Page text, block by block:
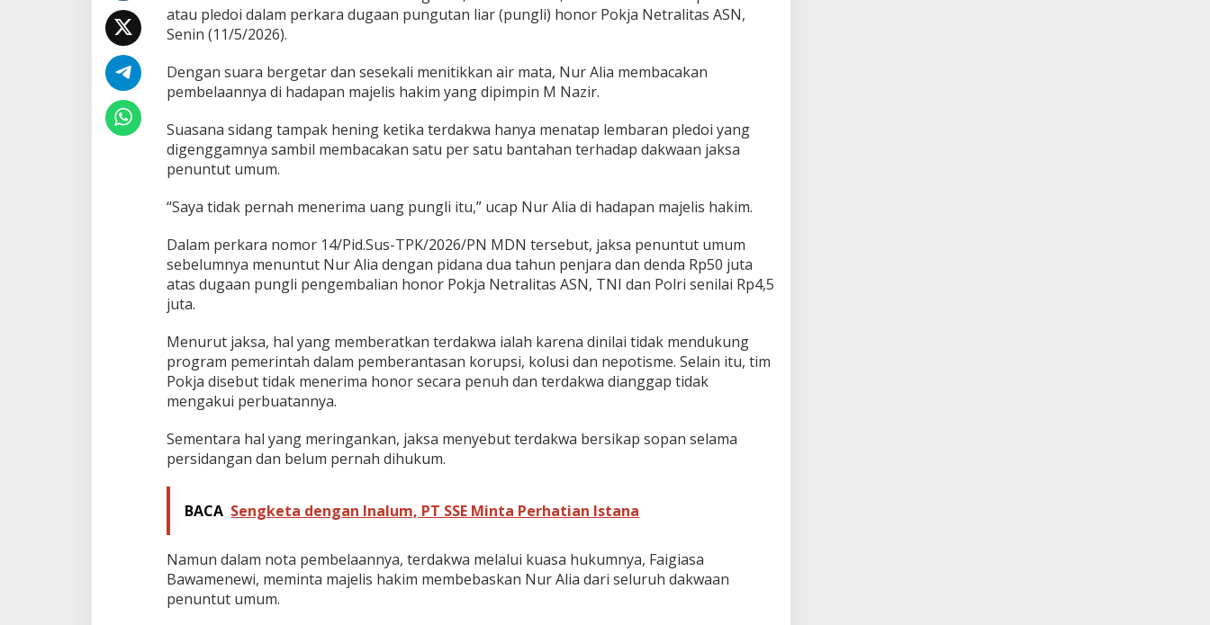
e
r
a
D
n
P
u
g
i
H
o
n
P
o
k
j
a
a
w
a
u
n
u
n
atau pledoi dalam perkara dugaan pungutan liar (pungli) honor Pokja Netralitas ASN,
Senin (11/5/2026).
Dengan suara bergetar dan sesekali menitikkan air mata, Nur Alia membacakan
pembelaannya di hadapan majelis hakim yang dipimpin M Nazir.
Suasana sidang tampak hening ketika terdakwa hanya menatap lembaran pledoi yang
digenggamnya sambil membacakan satu per satu bantahan terhadap dakwaan jaksa
penuntut umum.
“Saya tidak pernah menerima uang pungli itu,” ucap Nur Alia di hadapan majelis hakim.
Dalam perkara nomor 14/Pid.Sus-TPK/2026/PN MDN tersebut, jaksa penuntut umum
sebelumnya menuntut Nur Alia dengan pidana dua tahun penjara dan denda Rp50 juta
atas dugaan pungli pengembalian honor Pokja Netralitas ASN, TNI dan Polri senilai Rp4,5
juta.
Menurut jaksa, hal yang memberatkan terdakwa ialah karena dinilai tidak mendukung
program pemerintah dalam pemberantasan korupsi, kolusi dan nepotisme. Selain itu, tim
Pokja disebut tidak menerima honor secara penuh dan terdakwa dianggap tidak
mengakui perbuatannya.
Sementara hal yang meringankan, jaksa menyebut terdakwa bersikap sopan selama
persidangan dan belum pernah dihukum.
BACA Sengketa dengan Inalum, PT SSE Minta Perhatian Istana
Namun dalam nota pembelaannya, terdakwa melalui kuasa hukumnya, Faigiasa
Bawamenewi, meminta majelis hakim membebaskan Nur Alia dari seluruh dakwaan
penuntut umum.